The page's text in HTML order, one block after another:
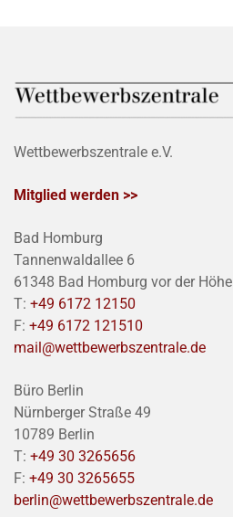
Wettbewerbszentrale e.V.
Mitglied werden >>
Bad Homburg
Tannenwaldallee 6
61348 Bad Homburg vor der Höhe
T: +49 6172 12150
F: +49 6172 121510
mail@wettbewerbszentrale.de
Büro Berlin
Nürnberger Straße 49
10789 Berlin
T: +49 30 3265656
F: +49 30 3265655
berlin@wettbewerbszentrale.de